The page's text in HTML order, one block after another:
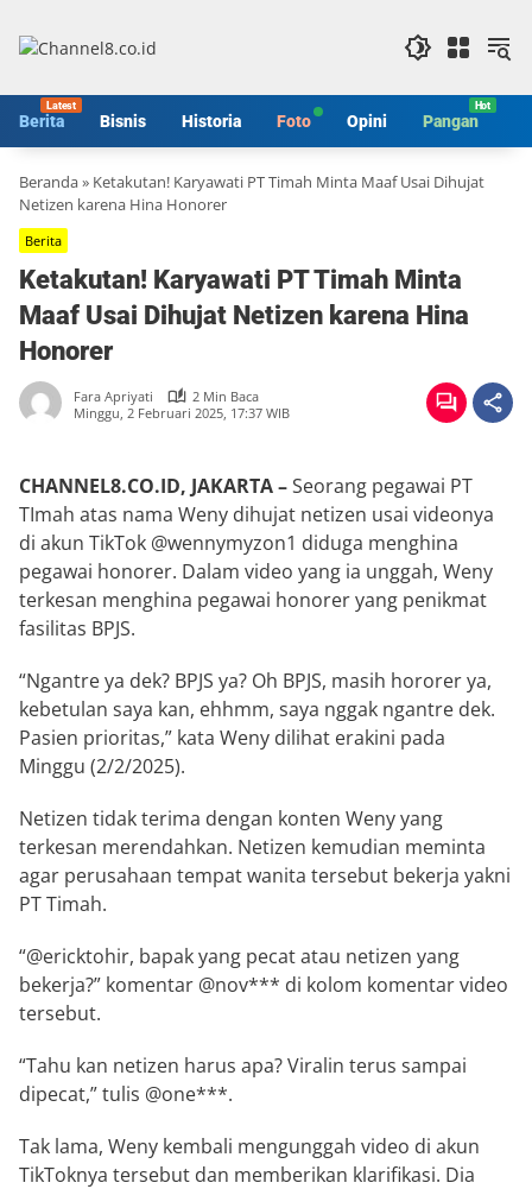
konten
Berita Bisnis Historia Foto Opini Pangan
Beranda» Ketakutan! Karyawati PT Timah Minta Maaf Usai Dihujat
Netizen karena Hina Honorer
Berita
Ketakutan! Karyawati PT Timah Minta
Maaf Usai Dihujat Netizen karena Hina
Honorer
Fara Apriyati
2 Min Baca
Minggu, 2 Februari 2025, 17:37 WIB
CHANNEL8.CO.ID, JAKARTA –Seorang pegawai PT
TImah atas nama Weny dihujat netizen usai videonya
di akun TikTok @wennymyzon1 diduga menghina
pegawai honorer. Dalam video yang ia unggah, Weny
terkesan menghina pegawai honorer yang penikmat
fasilitas BPJS.
“Ngantre ya dek? BPJS ya? Oh BPJS, masih hororer ya,
kebetulan saya kan, ehhmm, saya nggak ngantre dek.
Pasien prioritas,” kata Weny dilihat erakini pada
Minggu (2/2/2025).
Netizen tidak terima dengan konten Weny yang
terkesan merendahkan. Netizen kemudian meminta
agar perusahaan tempat wanita tersebut bekerja yakni
PT Timah.
“@ericktohir, bapak yang pecat atau netizen yang
bekerja?” komentar @nov*** di kolom komentar video
tersebut.
“Tahu kan netizen harus apa? Viralin terus sampai
dipecat,” tulis @one***.
Tak lama, Weny kembali mengunggah video di akun
TikToknya tersebut dan memberikan klarifikasi. Dia